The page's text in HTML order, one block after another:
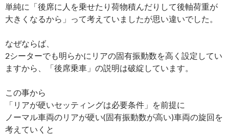
単純に「後席に人を乗せたり荷物積んだりして後軸荷重が
大きくなるから」って考えていましたが思い違いでした。
なぜならば、
2シーターでも明らかにリアの固有振動数を高く設定してい
ますから、「後席乗車」の説明は破綻しています。
この事から
「リアが硬いセッティングは必要条件」を前提に
ノーマル車両のリアが硬い(固有振動数が高い)車両の旋回を
考えていくと